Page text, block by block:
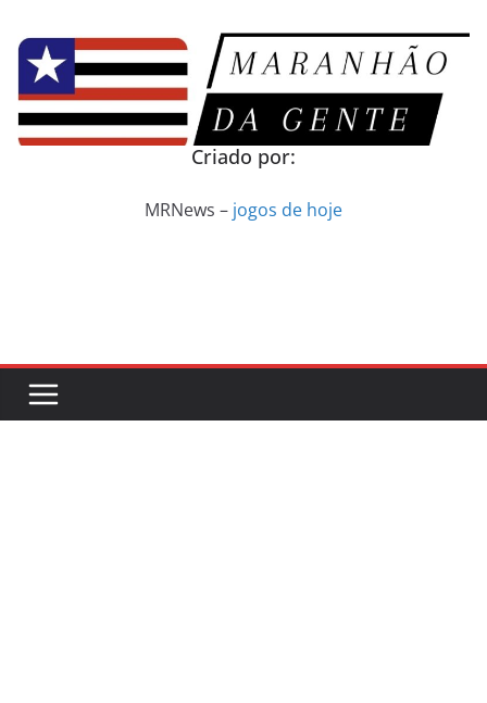
para
conteúdo
Criado por:
MRNews – jogos de hoje